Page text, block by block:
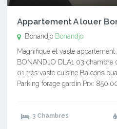
Appartement A louer
Bonandjo Bonandjo
Magnifique et vaste
BONANDJO DLA1 03 chambre
01 très vaste cuisine Balcons
Parking forage gardin Prx:
3 Chambres